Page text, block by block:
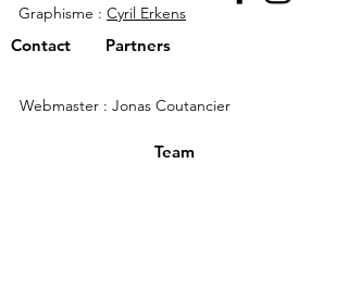
Graphisme : Cyril Erkens
Contact Partners
Webmaster : Jonas Coutancier
Team